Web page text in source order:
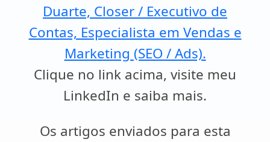
Duarte, Closer / Executivo de
Contas, Especialista em Vendas e
Marketing (SEO / Ads).
Clique no link acima, visite meu
LinkedIn e saiba mais.
Os artigos enviados para esta